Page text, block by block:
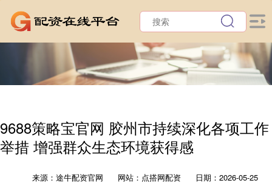
9688策略宝官网 胶州市持续深化各项工作
举措 增强群众生态环境获得感
来源：途牛配资官网 网站：点搭网配资
日期：2026-05-25